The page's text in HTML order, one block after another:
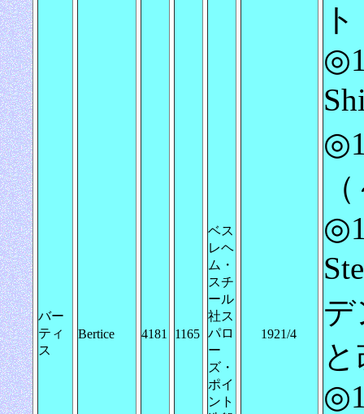
バー
ティ
ス
Bertice 4181 1165
ベス
レヘ
ム・
スチ
ール
社ス
パロ
ー
ズ・
ポイ
ント
1921/4
デ